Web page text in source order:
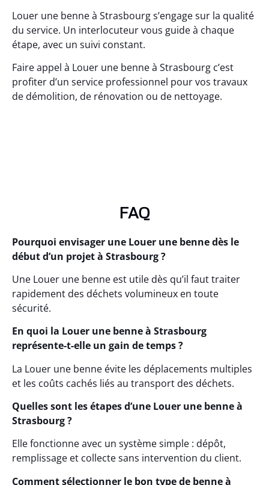
Louer une benne à Strasbourg s’engage sur la qualité
du service. Un interlocuteur vous guide à chaque
étape, avec un suivi constant.
Faire appel à Louer une benne à Strasbourg c’est
profiter d’un service professionnel pour vos travaux
de démolition, de rénovation ou de nettoyage.
FAQ
Pourquoi envisager une Louer une benne dès le
début d’un projet à Strasbourg ?
Une Louer une benne est utile dès qu’il faut traiter
rapidement des déchets volumineux en toute
sécurité.
En quoi la Louer une benne à Strasbourg
représente-t-elle un gain de temps ?
La Louer une benne évite les déplacements multiples
et les coûts cachés liés au transport des déchets.
Quelles sont les étapes d’une Louer une benne à
Strasbourg ?
Elle fonctionne avec un système simple : dépôt,
remplissage et collecte sans intervention du client.
Comment sélectionner le bon type de benne à